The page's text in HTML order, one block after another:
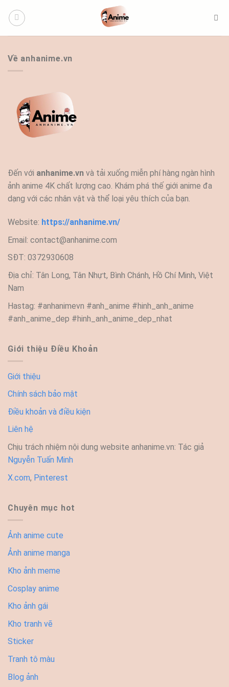
qua
Về anhanime.vn
Đến với anhanime.vn và tải xuống miễn phí hàng ngàn hình
ảnh anime 4K chất lượng cao. Khám phá thế giới anime đa
dạng với các nhân vật và thể loại yêu thích của bạn.
Website: https://anhanime.vn/
Email: contact@anhanime.com
SĐT: 0372930608
Địa chỉ: Tân Long, Tân Nhựt, Bình Chánh, Hồ Chí Minh, Việt
Nam
Hastag: #anhanimevn #anh_anime #hinh_anh_anime
#anh_anime_dep #hinh_anh_anime_dep_nhat
Giới thiệu Điều Khoản
Giới thiệu
Chính sách bảo mật
Điều khoản và điều kiện
Liên hệ
Chịu trách nhiệm nội dung website anhanime.vn: Tác giả
Nguyễn Tuấn Minh
X.com, Pinterest
Chuyên mục hot
Ảnh anime cute
Ảnh anime manga
Kho ảnh meme
Cosplay anime
Kho ảnh gái
Kho tranh vẽ
Sticker
Tranh tô màu
Blog ảnh